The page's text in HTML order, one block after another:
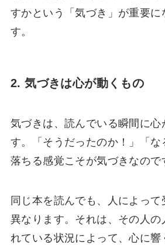
すかという「気づき」が重要に
す。
2. 気づきは心が動くもの
気づきは、読んでいる瞬間に
す。「そうだったのか！」「な
落ちる感覚こそが気づきなので
同じ本を読んでも、人によっ
異なります。それは、その人の
れている状況によって、心に響